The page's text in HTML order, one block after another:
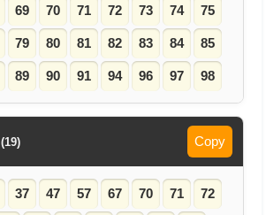
69 70 71 72 73 74 75
79 80 81 82 83 84 85
89 90 91 94 96 97 98
(19) Copy
37 47 57 67 70 71 72